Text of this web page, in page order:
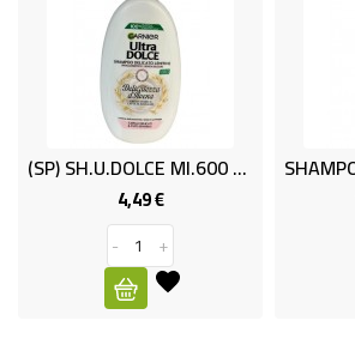
DETERSIVI
TESSUTI
DETERGENTI
SUPERFICI
ACCESSORI
(SP) SH.U.DOLCE Ml.600 TESORI MIELE
4,49 €Prezzo
-
+